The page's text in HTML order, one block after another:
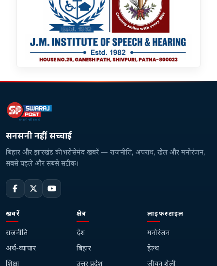
सनसनी नहीं, सच्चाई
बिहार और झारखंड की भरोसेमंद खबरें — राजनीति, अपराध, खेल और मनोरंजन,
सबसे पहले और सबसे सटीक।
खबरें
राजनीति
अर्थ-व्यापार
शिक्षा
क्षेत्र
देश
बिहार
उत्तर प्रदेश
लाइफस्टाइल
मनोरंजन
हेल्थ
जीवन शैली